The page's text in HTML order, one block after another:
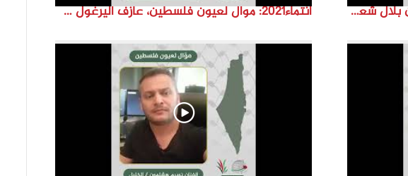
انتماء2021: موال لعيون فلسطين، الفنان بلال شعبان، الدنمارك انتماء2021: موال لعيون فلسطين، عازف اليرغول جهاد أبو سند، الكويت